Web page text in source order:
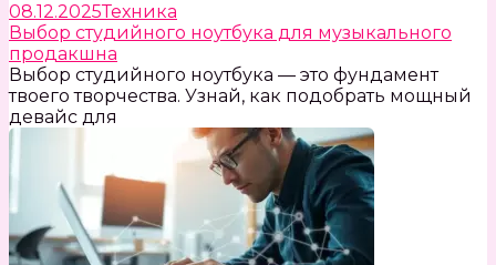
08.12.2025Техника
Выбор студийного ноутбука для музыкального
продакшна
Выбор студийного ноутбука — это фундамент
твоего творчества. Узнай, как подобрать мощный
девайс для